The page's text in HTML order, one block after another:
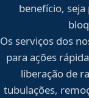
benefício,
Os serviços dos
para ações
liberação de
tubulações,